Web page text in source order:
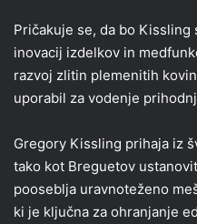
Pričakuje se, da bo
inovacij izdelkov in
razvoj zlitin plemenitih
uporabil za vodenje
Gregory Kissling prihaja iz
tako kot Breguetov
pooseblja uravnoteženo
ki je ključna za ohranjanje